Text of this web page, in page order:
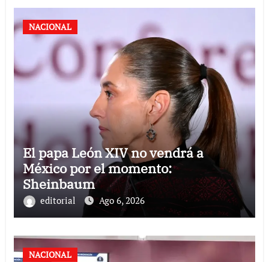
NACIONAL
El papa León XIV no vendrá a
México por el momento:
Sheinbaum
editorial Ago 6, 2026
NACIONAL